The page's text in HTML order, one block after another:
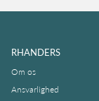
RHANDERS
Om os
Ansvarlighed